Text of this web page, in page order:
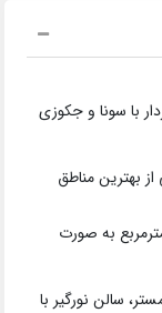
با سونا و جکوزی
بهترین مناطق
در زمینی به مساحت 800 مترمربع و بنای 600 مترمربع به صورت
و نورگیر و دلباز، 3 خواب مستر، سالن نورگیر با